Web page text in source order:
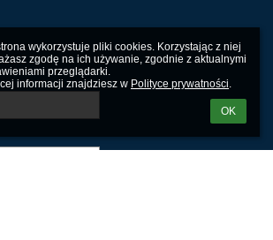
wykorzystuje pliki cookies. Korzystając z niej
zgodę na ich używanie, zgodnie z aktualnymi
przeglądarki.
informacji znajdziesz w Polityce prywatności.
OK